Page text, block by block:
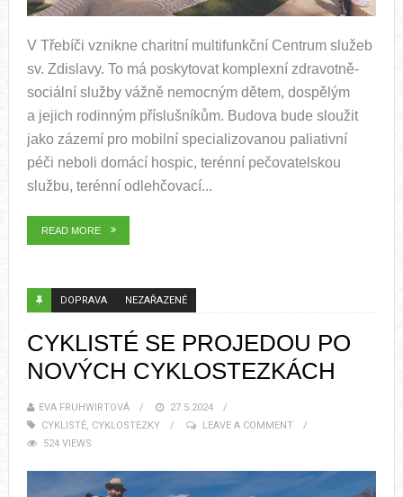
V Třebíči vznikne charitní multifunkční Centrum služeb
sv. Zdislavy. To má poskytovat komplexní zdravotně-
sociální služby vážně nemocným dětem, dospělým
a jejich rodinným příslušníkům. Budova bude sloužit
jako zázemí pro mobilní specializovanou paliativní
péči neboli domácí hospic, terénní pečovatelskou
službu, terénní odlehčovací...
READ MORE
DOPRAVA NEZAŘAZENÉ
CYKLISTÉ SE PROJEDOU PO
NOVÝCH CYKLOSTEZKÁCH
EVA FRUHWIRTOVÁ
27.5.2024
CYKLISTÉ, CYKLOSTEZKY
LEAVE A COMMENT
524 VIEWS